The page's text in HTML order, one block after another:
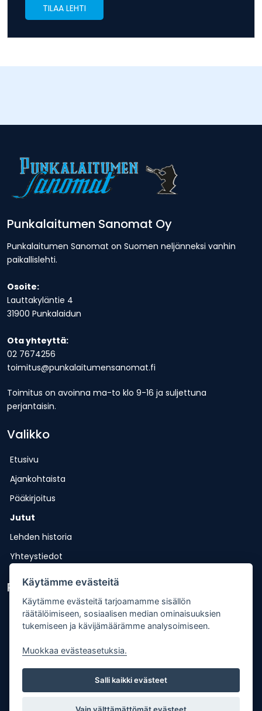
TILAA LEHTI
Punkalaitumen Sanomat Oy
Punkalaitumen Sanomat on Suomen neljänneksi vanhin
paikallislehti.
Osoite:
Lauttakyläntie 4
31900 Punkalaidun
Ota yhteyttä:
02 7674256
toimitus@punkalaitumensanomat.fi
Toimitus on avoinna ma-to klo 9-16 ja suljettuna
perjantaisin.
Valikko
Etusivu
Ajankohtaista
Pääkirjoitus
Jutut
Lehden historia
Yhteystiedot
Pikalinkit
Lähetä uutisvinkki
Kopiointiohje
Mediakortti
Tilaa lehti
Osoitteenmuutos
Käytämme evästeitä
Käytämme evästeitä tarjoamamme sisällön
räätälöimiseen, sosiaalisen median ominaisuuksien
tukemiseen ja kävijämäärämme analysoimiseen.
Muokkaa evästeasetuksia.
Salli kaikki evästeet
Vain välttämättömät evästeet